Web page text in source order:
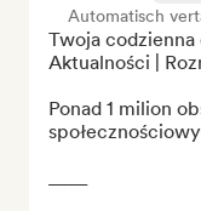
Automatisch
Twoja codzienna
Aktualności |
Ponad 1 milion